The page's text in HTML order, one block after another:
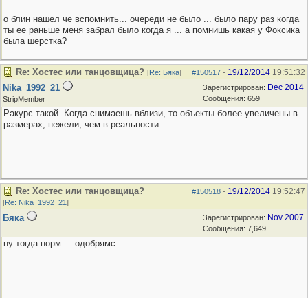
о блин нашел че вспомнить... очереди не было ... было пару раз когда
ты ее раньше меня забрал было когда я ... а помнишь какая у Фоксика
была шерстка?
#150517 - 19/12/2014 19:51:32
Re: Хостес или танцовщица? [Re: Бяка]
Зарегистрирован: Dec 2014
Сообщения: 659
Nika_1992_21
StripMember
Ракурс такой. Когда снимаешь вблизи, то объекты более увеличены в
размерах, нежели, чем в реальности.
#150518 - 19/12/2014 19:52:47
Re: Хостес или танцовщица?
[Re: Nika_1992_21]
Зарегистрирован: Nov 2007
Сообщения: 7,649
Бяка
ну тогда норм ... одобрямс...